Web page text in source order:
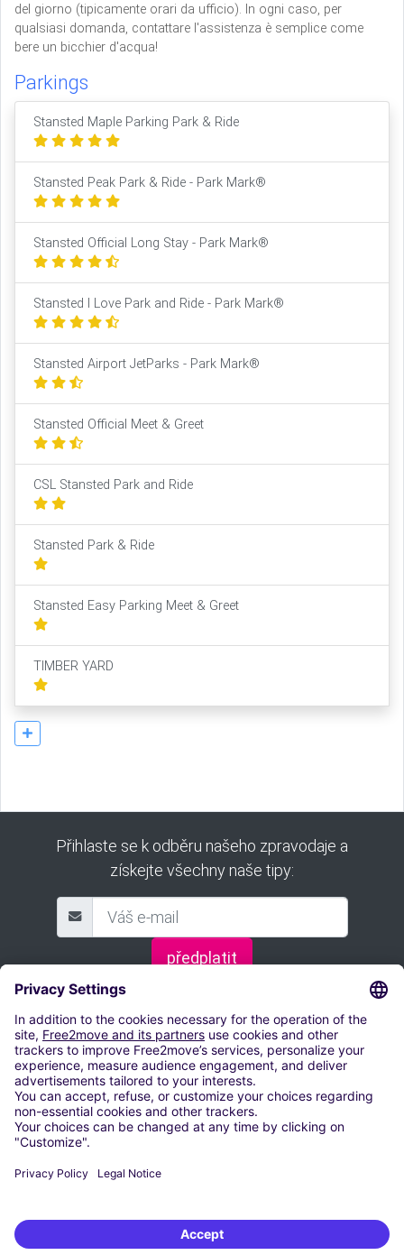
del giorno (tipicamente orari da ufficio). In ogni caso, per
qualsiasi domanda, contattare l'assistenza è semplice come
bere un bicchier d'acqua!
Parkings
Stansted Maple Parking Park & Ride
Stansted Peak Park & Ride - Park Mark®
Stansted Official Long Stay - Park Mark®
Stansted I Love Park and Ride - Park Mark®
Stansted Airport JetParks - Park Mark®
Stansted Official Meet & Greet
CSL Stansted Park and Ride
Stansted Park & Ride
Stansted Easy Parking Meet & Greet
TIMBER YARD
Přihlaste se k odběru našeho zpravodaje a
získejte všechny naše tipy:
předplatit
Parkování Letiště Brno-Tuřany